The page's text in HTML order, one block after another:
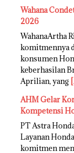
Wahana
2026
WahanaArtha
komitmennya
konsumen
keberhasilan
Aprilian, yang
AHM Gelar
Kompetensi
PT Astra
Layanan
komitmen